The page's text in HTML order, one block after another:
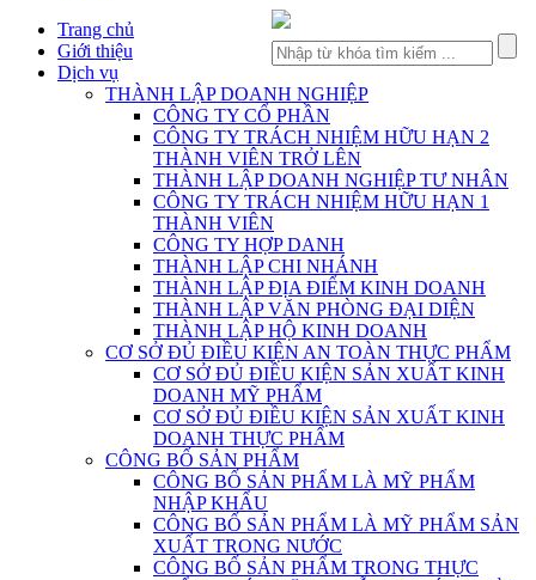
Trang chủ
Giới thiệu
Dịch vụ
THÀNH LẬP DOANH NGHIỆP
CÔNG TY CỔ PHẦN
CÔNG TY TRÁCH NHIỆM HỮU HẠN 2
THÀNH VIÊN TRỞ LÊN
THÀNH LẬP DOANH NGHIỆP TƯ NHÂN
CÔNG TY TRÁCH NHIỆM HỮU HẠN 1
THÀNH VIÊN
CÔNG TY HỢP DANH
THÀNH LẬP CHI NHÁNH
THÀNH LẬP ĐỊA ĐIỂM KINH DOANH
THÀNH LẬP VĂN PHÒNG ĐẠI DIỆN
THÀNH LẬP HỘ KINH DOANH
CƠ SỞ ĐỦ ĐIỀU KIỆN AN TOÀN THỰC PHẨM
CƠ SỞ ĐỦ ĐIỀU KIỆN SẢN XUẤT KINH
DOANH MỸ PHẨM
CƠ SỞ ĐỦ ĐIỀU KIỆN SẢN XUẤT KINH
DOANH THỰC PHẨM
CÔNG BỐ SẢN PHẨM
CÔNG BỐ SẢN PHẨM LÀ MỸ PHẨM
NHẬP KHẨU
CÔNG BỐ SẢN PHẨM LÀ MỸ PHẨM SẢN
XUẤT TRONG NƯỚC
CÔNG BỐ SẢN PHẨM TRONG THỰC